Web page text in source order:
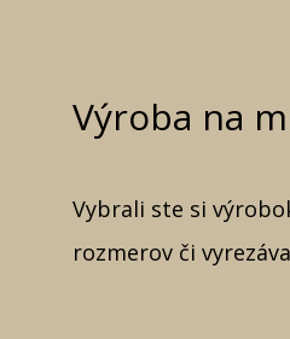
Výroba na
Vybrali ste si
rozmerov či